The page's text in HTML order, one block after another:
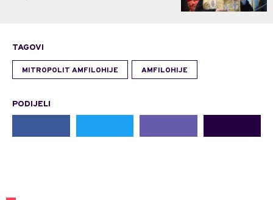
TAGOVI
MITROPOLIT AMFILOHIJE AMFILOHIJE
PODIJELI